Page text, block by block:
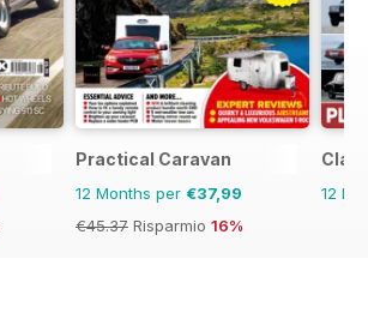
Practical Caravan
12 Months per €37,99
€45.37 Risparmio 16%
12